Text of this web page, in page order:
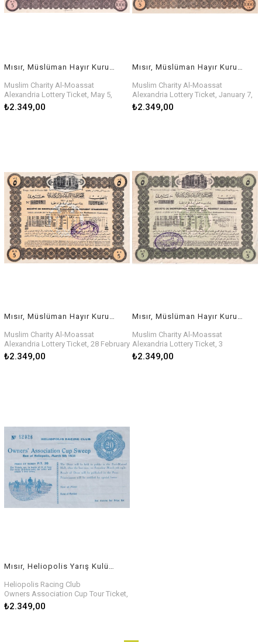
Muslim Charity Al-Moassat
Alexandria Lottery Ticket, May 5,
1931
₺2.349,00
Muslim Charity Al-Moassat
Alexandria Lottery Ticket, January 7,
1930
₺2.349,00
Mısır, Müslüman Hayır Kurumu Al-Moassat İskenderiye Piyango Bileti, 28 Şubat 1928
Muslim Charity Al-Moassat
Alexandria Lottery Ticket, 28 February
1928
₺2.349,00
Mısır, Müslüman Hayır Kurumu Al-Moassat İskenderiye Piyango Bileti, 3 Aralık 1928
Muslim Charity Al-Moassat
Alexandria Lottery Ticket, 3
December 1928
₺2.349,00
Heliopolis Racing Club
Owners Association Cup Tour Ticket,
8 March 1931
₺2.349,00